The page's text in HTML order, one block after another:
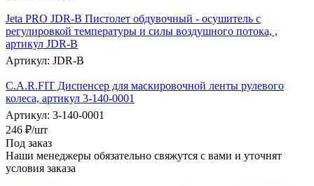
Jeta PRO JDR-В Пистолет обдувочный - осушитель с
регулировкой температуры и силы воздушного потока, ,
артикул JDR-B
Артикул: JDR-B
C.A.R.FIT Диспенсер для маскировочной ленты рулевого
колеса, артикул 3-140-0001
Артикул: 3-140-0001
246 ₽/шт
Под заказ
Наши менеджеры обязательно свяжутся с вами и уточнят
условия заказа